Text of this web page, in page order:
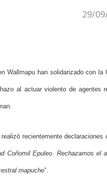
29/
Wallmapu han solidarizado con
al actuar violento de
recientemente
Coñomil Epuleo. Rechazamos
mapuche”.